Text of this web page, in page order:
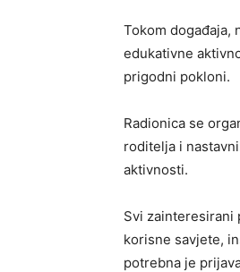
Tokom događaja,
edukativne
prigodni pokloni.
Radionica se
roditelja i
aktivnosti.
Svi zainteresirani
korisne savjete,
potrebna je